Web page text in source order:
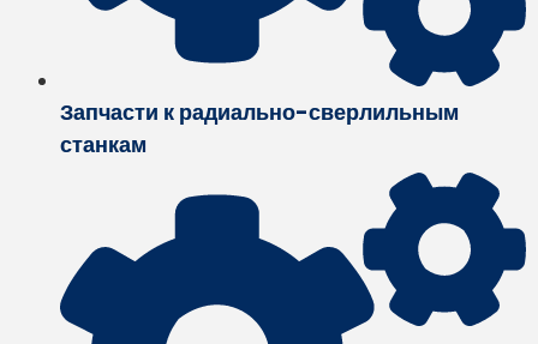
Запчасти к радиально-сверлильным
станкам